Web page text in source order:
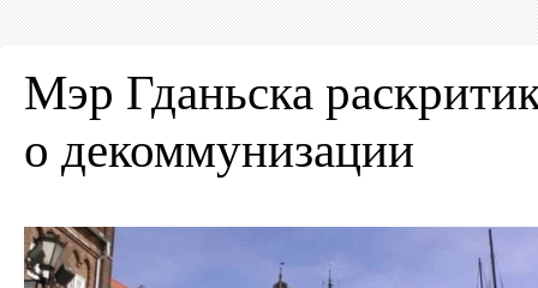
Мэр Гданьска
о декоммунизации